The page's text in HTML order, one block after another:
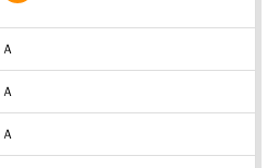
Ａ
Ａ
Ａ